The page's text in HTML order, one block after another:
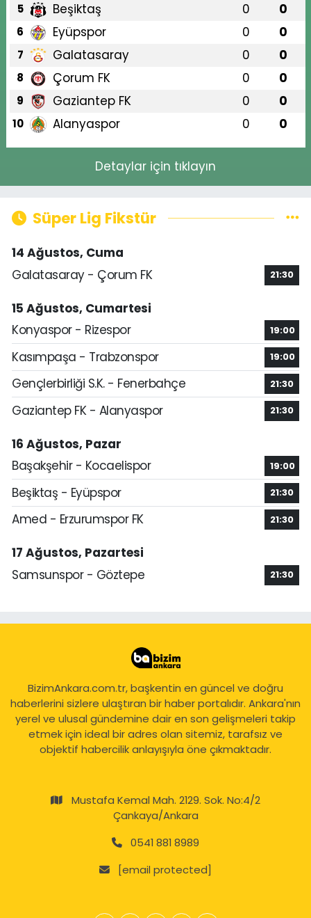
5 Beşiktaş 0 0
6 Eyüpspor 0 0
7 Galatasaray 0 0
8 Çorum FK 0 0
9 Gaziantep FK 0 0
10 Alanyaspor 0 0
Detaylar için tıklayın
Süper Lig Fikstür
14 Ağustos, Cuma
Galatasaray - Çorum FK
21:30
15 Ağustos, Cumartesi
Konyaspor - Rizespor
19:00
Kasımpaşa - Trabzonspor 19:00
Gençlerbirliği S.K. - Fenerbahçe 21:30
Gaziantep FK - Alanyaspor 21:30
16 Ağustos, Pazar
Başakşehir - Kocaelispor
19:00
Beşiktaş - Eyüpspor 21:30
Amed - Erzurumspor FK 21:30
17 Ağustos, Pazartesi
Samsunspor - Göztepe
21:30
BizimAnkara.com.tr, başkentin en güncel ve doğru
haberlerini sizlere ulaştıran bir haber portalıdır. Ankara'nın
yerel ve ulusal gündemine dair en son gelişmeleri takip
etmek için ideal bir adres olan sitemiz, tarafsız ve
objektif habercilik anlayışıyla öne çıkmaktadır.
Mustafa Kemal Mah. 2129. Sok. No:4/2
Çankaya/Ankara
0541 881 8989
[email protected]